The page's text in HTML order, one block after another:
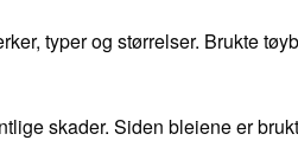
typer og størrelser. Brukte
skader. Siden bleiene er